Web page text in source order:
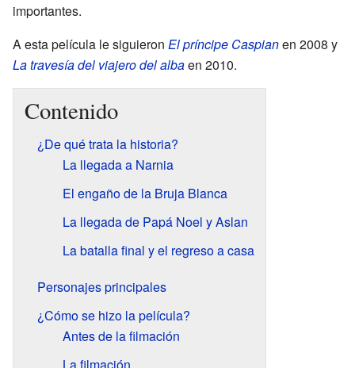
importantes.
A esta película le siguieron El príncipe Caspianen 2008 y
La travesía del viajero del albaen 2010.
Contenido
¿De qué trata la historia?
La llegada a Narnia
El engaño de la Bruja Blanca
La llegada de Papá Noel y Aslan
La batalla final y el regreso a casa
Personajes principales
¿Cómo se hizo la película?
Antes de la filmación
La filmación